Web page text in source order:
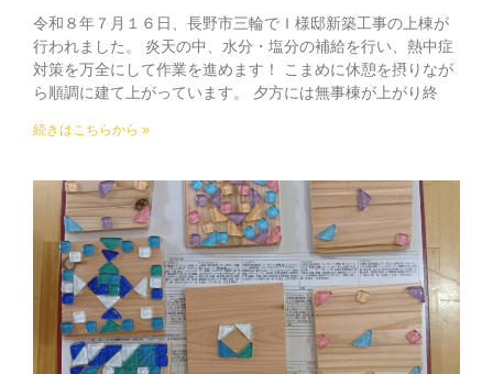
令和８年７月１６日、長野市三輪でＩ様邸新築工事の上棟が
行われました。 炎天の中、水分・塩分の補給を行い、熱中症
対策を万全にして作業を進めます！ こまめに休憩を摂りなが
ら順調に建て上がっています。 夕方には無事棟が上がり終
続きはこちらから »